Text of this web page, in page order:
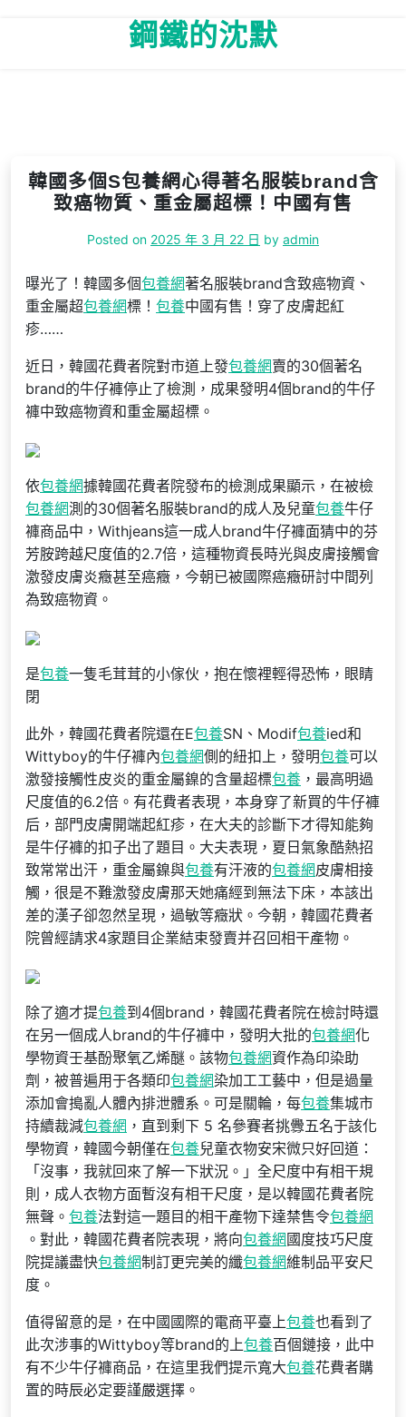
鋼鐵的沈默
韓國多個S包養網心得著名服裝brand含
致癌物質、重金屬超標！中國有售
Posted on 2025 年 3 月 22 日 by admin
曝光了！韓國多個包養網著名服裝brand含致癌物資、
重金屬超包養網標！ 包養中國有售！穿了皮膚起紅
疹……
近日，韓國花費者院對市道上發包養網賣的30個著名
brand的牛仔褲停止了檢測，成果發明4個brand的牛仔
褲中致癌物資和重金屬超標。
依包養網據韓國花費者院發布的檢測成果顯示，在被檢
包養網測的30個著名服裝brand的成人及兒童包養牛仔
褲商品中，Withjeans這一成人brand牛仔褲面猜中的芬
芳胺跨越尺度值的2.7倍，這種物資長時光與皮膚接觸會
激發皮膚炎癥甚至癌癥，今朝已被國際癌癥研討中間列
為致癌物資。
是包養一隻毛茸茸的小傢伙，抱在懷裡輕得恐怖，眼睛
閉
此外，韓國花費者院還在E包養SN、Modif包養ied和
Wittyboy的牛仔褲內包養網側的紐扣上，發明包養可以
激發接觸性皮炎的重金屬鎳的含量超標包養 ，最高明過
尺度值的6.2倍。有花費者表現，本身穿了新買的牛仔褲
后，部門皮膚開端起紅疹，在大夫的診斷下才得知能夠
是牛仔褲的扣子出了題目。大夫表現，夏日氣象酷熱招
致常常出汗，重金屬鎳與包養有汗液的包養網皮膚相接
觸，很是不難激發皮膚那天她痛經到無法下床，本該出
差的漢子卻忽然呈現，過敏等癥狀。今朝，韓國花費者
院曾經請求4家題目企業結束發賣并召回相干產物。
除了適才提包養到4個brand，韓國花費者院在檢討時還
在另一個成人brand的牛仔褲中，發明大批的包養網化
學物資壬基酚聚氧乙烯醚。該物包養網資作為印染助
劑，被普遍用于各類印包養網染加工工藝中，但是過量
添加會搗亂人體內排泄體系。可是關輪，每包養集城市
持續裁減包養網 ，直到剩下 5 名參賽者挑釁五名于該化
學物資，韓國今朝僅在包養兒童衣物安宋微只好回道：
「沒事，我就回來了解一下狀況。」全尺度中有相干規
則，成人衣物方面暫沒有相干尺度，是以韓國花費者院
無聲。 包養法對這一題目的相干產物下達禁售令包養網
。對此，韓國花費者院表現，將向包養網 國度技巧尺度
院提議盡快包養網制訂更完美的纖包養網維制品平安尺
度。
值得留意的是，在中國國際的電商平臺上包養也看到了
此次涉事的Wittyboy等brand的上包養百個鏈接，此中
有不少牛仔褲商品，在這里我們提示寬大包養花費者購
置的時辰必定要謹嚴選擇。